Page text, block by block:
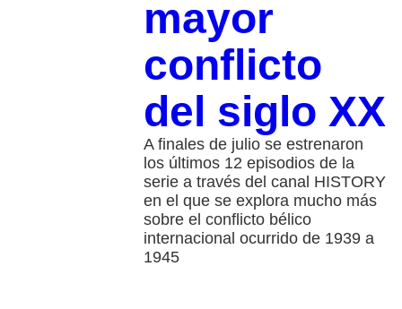
mayor
conflicto
del siglo XX
A finales de julio se estrenaron
los últimos 12 episodios de la
serie a través del canal HISTORY
en el que se explora mucho más
sobre el conflicto bélico
internacional ocurrido de 1939 a
1945